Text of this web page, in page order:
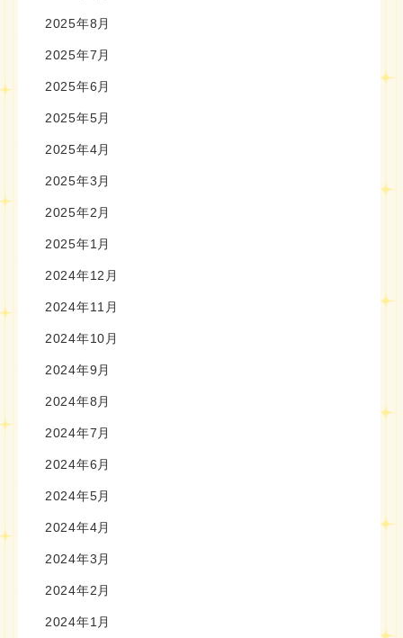
2025年8月
2025年7月
2025年6月
2025年5月
2025年4月
2025年3月
2025年2月
2025年1月
2024年12月
2024年11月
2024年10月
2024年9月
2024年8月
2024年7月
2024年6月
2024年5月
2024年4月
2024年3月
2024年2月
2024年1月